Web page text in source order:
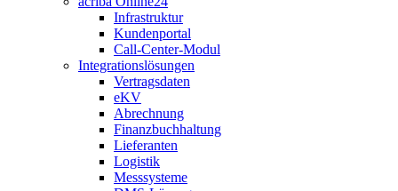
Infrastruktur
Kundenportal
Call-Center-Modul
Integrationslösungen
Vertragsdaten
eKV
Abrechnung
Finanzbuchhaltung
Lieferanten
Logistik
Messsysteme